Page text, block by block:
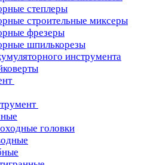
степлеры
строительные миксеры
фрезеры
шпилькорезы
инструмента
головки